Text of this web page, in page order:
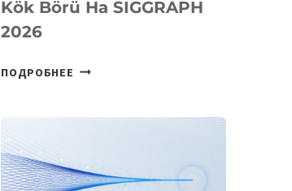
Kök Börü На SIGGRAPH
2026
ПОДРОБНЕЕ HIGGSFIELD
BÖRÜ